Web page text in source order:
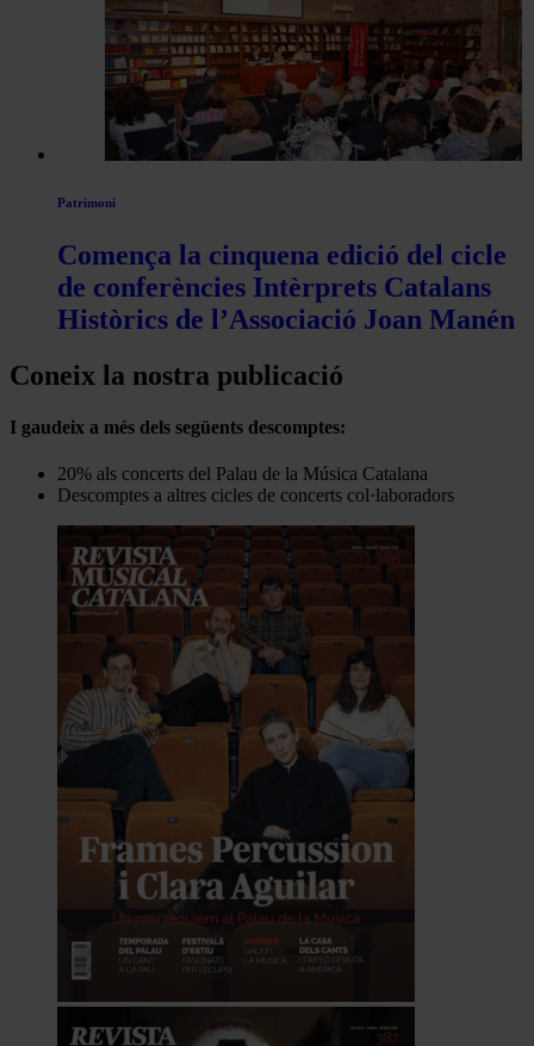
Patrimoni
Comença la cinquena edició del cicle
de conferències Intèrprets Catalans
Històrics de l’Associació Joan Manén
Coneix la nostra publicació
I gaudeix a més dels següents descomptes:
20% als concerts del Palau de la Música Catalana
Descomptes a altres cicles de concerts col·laboradors